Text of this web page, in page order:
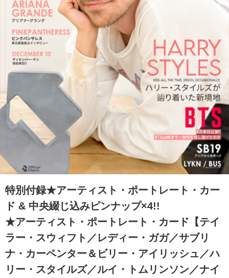
特別付録★アーティスト・ポートレート・カー
ド & 中央綴じ込みピンナップ×4!!
★アーティスト・ポートレート・カード【テイ
ラー・スウィフト／レディー・ガガ／サブリ
ナ・カーペンター＆ビリー・アイリッシュ／ハ
リー・スタイルズ／ルイ・トムリンソン／ナイ